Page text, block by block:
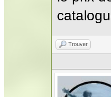
Trouver